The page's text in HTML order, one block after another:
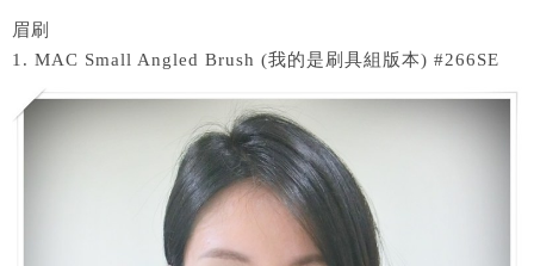
眉刷
1. MAC Small Angled Brush (我的是刷具組版本) #266SE